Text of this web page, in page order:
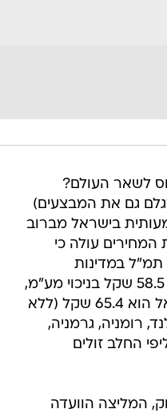
לשאר העולם?
גם את המבצעים)
בישראל מברוב
המחירים עולה כי
במדינות
המערביות שנבדקו עומד על 58.5 שקל בניכוי מע"מ,
בעוד המחיר הממוצע בישראל הוא 65.4 שקל (ללא
רומניה, גרמניה,
החלב זולים
המליצה הוועדה